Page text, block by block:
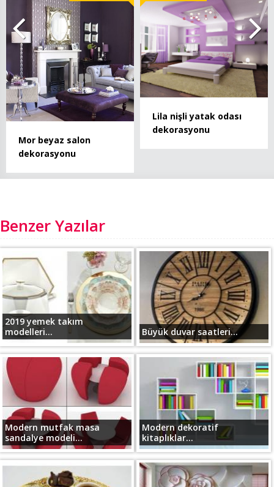
Mor beyaz salon
dekorasyonu
Lila nişli yatak odası
dekorasyonu
Benzer Yazılar
2019 yemek takım
modelleri...
Büyük duvar saatleri...
Modern mutfak masa
sandalye modeli...
Modern dekoratif
kitaplıklar...